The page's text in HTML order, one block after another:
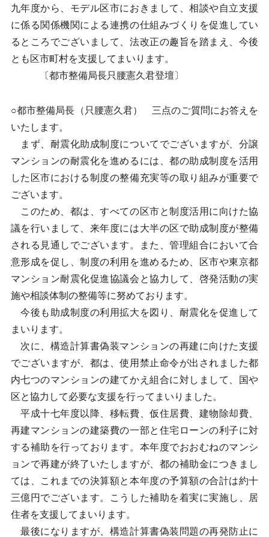
九年度から、モデル区市におきまして、相談や自立支援
に係る関係機関による連携の仕組みづくりを促進してい
るところでございまして、法改正の趣旨を踏まえ、今後
とも区市町村を支援してまいります。
〔都市整備局長只腰憲久君登壇〕
○都市整備局長（只腰憲久君） 三点のご質問にお答えを
いたします。
まず、耐震化助成制度についてでございますが、分譲
マンションの耐震化を進めるには、都の助成制度を活用
した区市における制度の整備充実等の取り組みが重要で
ございます。
このため、都は、すべての区市と制度活用に向けた協
議を行いまして、来年度には大半の区で助成制度が整備
される見通しでございます。また、管理組合において合
意形成を促し、制度の利用を進めるため、区市や東京都
マンション耐震化促進協議会と協力して、啓発活動の実
施や相談体制の整備等に努めております。
今後も助成制度の利用拡大を図り、耐震化を促進して
まいります。
次に、構造計算書偽装マンションの再建に向けた支援
でございますが、都は、使用禁止命令が出されました都
内七つのマンションの建てかえ組合に対しまして、国や
区と協力して必要な支援を行ってまいりました。
平成十七年度以降、移転費、仮住居費、建物除却費、
再建マンションの建築費の一部と住宅ローンの利子に対
する補助を行っております。本年度でおおむねのマンシ
ョンで再建が終了いたしますが、都の補助金につきまし
ては、これまでの決算額と本年度の予算額の合計は約十
三億円でございます。こうした補助を着実に実施し、居
住者を支援してまいります。
最後になりますが、構造計算書偽装問題の再発防止に